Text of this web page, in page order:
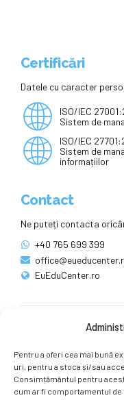
Pentru a oferi cea mai bună
uri, pentru a stoca și/sau
Consimțământul pentru
cum ar fi comportamentul de
Certificări
Datele cu caracter
ISO/IEC
Sistem de
ISO/IEC
Sistem de
informațiilor
Contact
Ne puteți contacta
+40 765 699 399
EuEduCenter.ro
Ne puteți găsi și pe